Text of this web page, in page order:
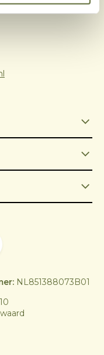
NL851388073B01